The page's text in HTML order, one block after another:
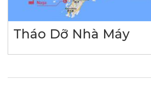
Tháo Dỡ Nhà Máy